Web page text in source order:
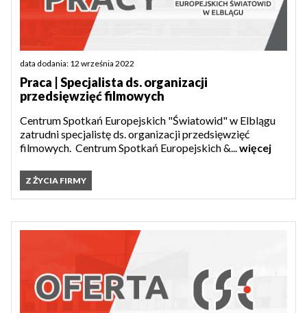
data dodania: 12 września 2022
Praca | Specjalista ds. organizacji
przedsięwzięć filmowych
Centrum Spotkań Europejskich "Światowid" w Elblągu
zatrudni specjalistę ds. organizacji przedsięwzięć
filmowych. Centrum Spotkań Europejskich &...więcej
Z ŻYCIA FIRMY